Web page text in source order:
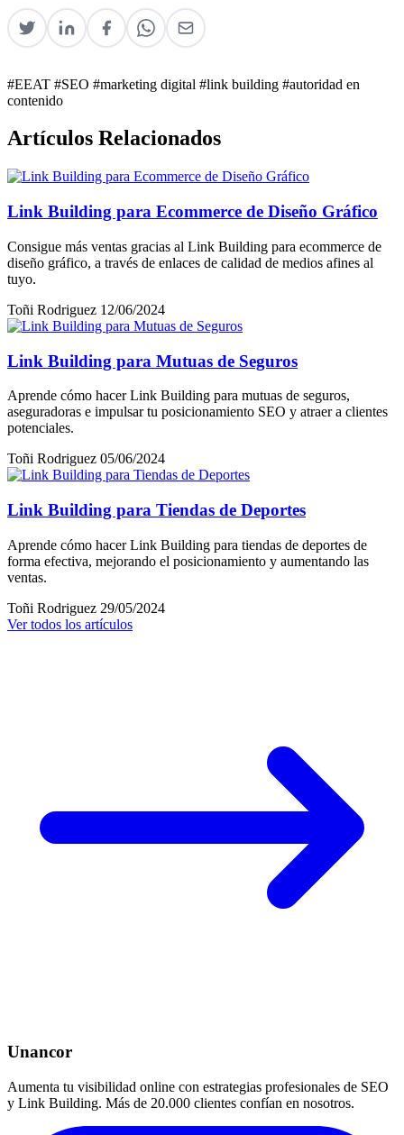
#EEAT #SEO #marketing digital #link building #autoridad en
contenido
Artículos Relacionados
Link Building para Ecommerce de Diseño Gráfico
Consigue más ventas gracias al Link Building para ecommerce de
diseño gráfico, a través de enlaces de calidad de medios afines al
tuyo.
Toñi Rodriguez 12/06/2024
Link Building para Mutuas de Seguros
Aprende cómo hacer Link Building para mutuas de seguros,
aseguradoras e impulsar tu posicionamiento SEO y atraer a clientes
potenciales.
Toñi Rodriguez 05/06/2024
Link Building para Tiendas de Deportes
Aprende cómo hacer Link Building para tiendas de deportes de
forma efectiva, mejorando el posicionamiento y aumentando las
ventas.
Toñi Rodriguez 29/05/2024
Ver todos los artículos
Unancor
Aumenta tu visibilidad online con estrategias profesionales de SEO
y Link Building. Más de 20.000 clientes confían en nosotros.